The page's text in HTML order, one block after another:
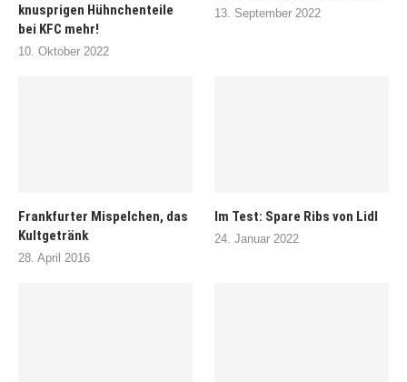
knusprigen Hühnchenteile
bei KFC mehr!
10. Oktober 2022
13. September 2022
Frankfurter Mispelchen, das
Kultgetränk
28. April 2016
Im Test: Spare Ribs von Lidl
24. Januar 2022